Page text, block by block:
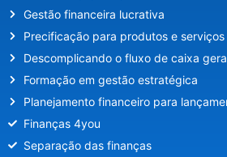
Gestão financeira lucrativa
Precificação para produtos e serviços
Descomplicando o fluxo de caixa
Formação em gestão estratégica
Planejamento financeiro para
Finanças 4you
Separação das finanças